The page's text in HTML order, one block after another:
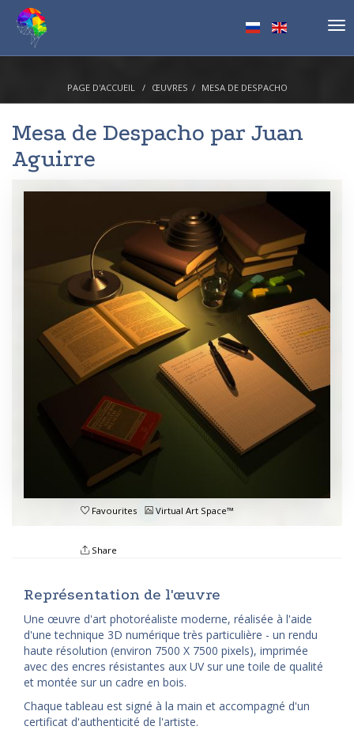
PAGE D'ACCUEIL ŒUVRES MESA DE DESPACHO
Mesa de Despacho par Juan
Aguirre
Favourites Virtual Art Space™
Share
Représentation de l'œuvre
Une œuvre d'art photoréaliste moderne, réalisée à l'aide
d'une technique 3D numérique très particulière - un rendu
haute résolution (environ 7500 X 7500 pixels), imprimée
avec des encres résistantes aux UV sur une toile de qualité
et montée sur un cadre en bois.
Chaque tableau est signé à la main et accompagné d'un
certificat d'authenticité de l'artiste.